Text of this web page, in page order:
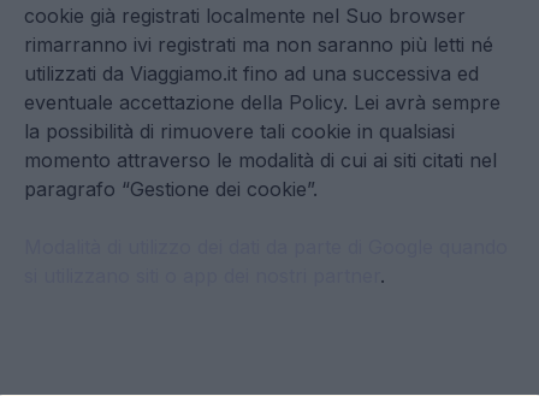
cookie già registrati localmente nel Suo browser
rimarranno ivi registrati ma non saranno più letti né
utilizzati da Viaggiamo.it fino ad una successiva ed
eventuale accettazione della Policy. Lei avrà sempre
la possibilità di rimuovere tali cookie in qualsiasi
momento attraverso le modalità di cui ai siti citati nel
paragrafo “Gestione dei cookie”.
.